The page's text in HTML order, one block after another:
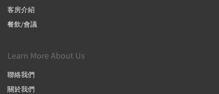
客房介紹
餐飲/會議
Learn More About Us
聯絡我們
關於我們